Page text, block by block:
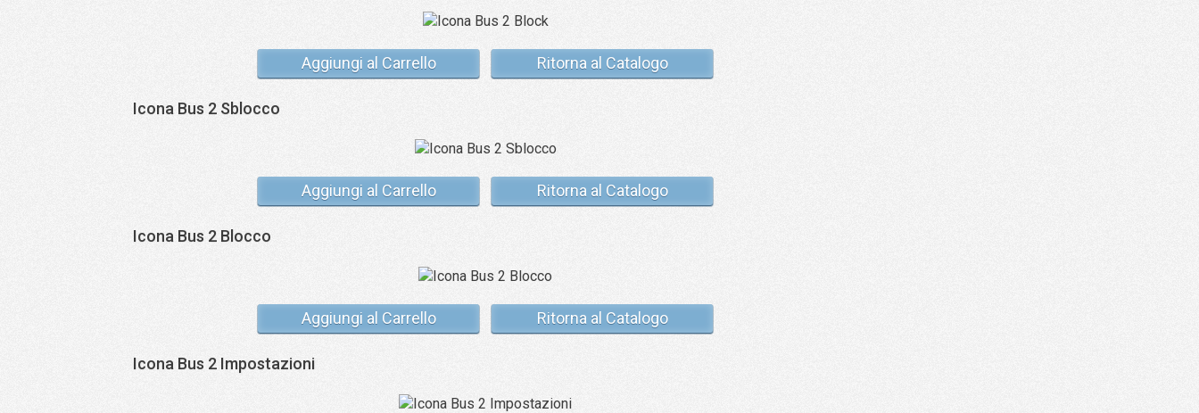
Aggiungi al Carrello Ritorna al Catalogo
Icona Bus 2 Sblocco
Aggiungi al Carrello Ritorna al Catalogo
Icona Bus 2 Blocco
Aggiungi al Carrello Ritorna al Catalogo
Icona Bus 2 Impostazioni